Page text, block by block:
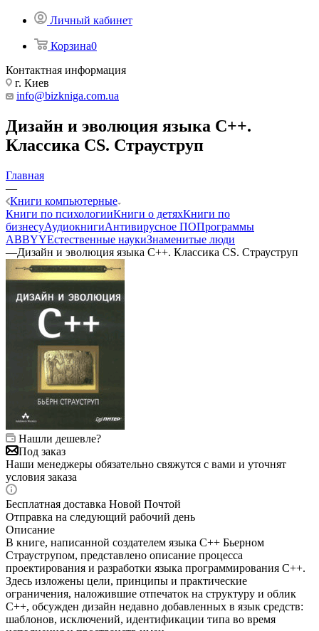
Личный кабинет
Корзина0
Контактная информация
г. Киев
info@bizkniga.com.ua
Дизайн и эволюция языка С++.
Классика CS. Страуструп
Главная
—
Книги компьютерные
Книги по психологииКниги о детяхКниги по
бизнесуАудиокнигиАнтивирусное ПОПрограммы
ABBYYЕстественные наукиЗнаменитые люди
—Дизайн и эволюция языка С++. Классика CS. Страуструп
Нашли дешевле?
Под заказ
Наши менеджеры обязательно свяжутся с вами и уточнят
условия заказа
Бесплатная доставка Новой Почтой
Отправка на следующий рабочий день
Описание
В книге, написанной создателем языка C++ Бьерном
Страуструпом, представлено описание процесса
проектирования и разработки языка программирования C++.
Здесь изложены цели, принципы и практические
ограничения, наложившие отпечаток на структуру и облик
C++, обсужден дизайн недавно добавленных в язык средств:
шаблонов, исключений, идентификации типа во время